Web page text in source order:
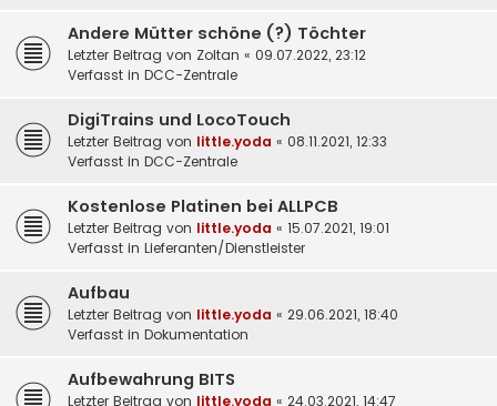
Andere Mütter schöne (?) Töchter
Letzter Beitrag von Zoltan « 09.07.2022, 23:12
Verfasst in DCC-Zentrale
DigiTrains und LocoTouch
Letzter Beitrag von little.yoda « 08.11.2021, 12:33
Verfasst in DCC-Zentrale
Kostenlose Platinen bei ALLPCB
Letzter Beitrag von little.yoda « 15.07.2021, 19:01
Verfasst in Lieferanten/Dienstleister
Aufbau
Letzter Beitrag von little.yoda « 29.06.2021, 18:40
Verfasst in Dokumentation
Aufbewahrung BITS
Letzter Beitrag von little.yoda « 24.03.2021, 14:47